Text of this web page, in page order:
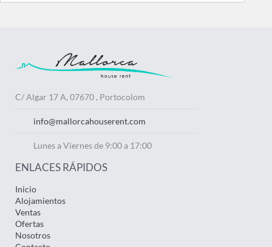
C/ Algar 17 A, 07670 , Portocolom
info@mallorcahouserent.com
Lunes a Viernes de 9:00 a 17:00
ENLACES RÁPIDOS
Inicio
Alojamientos
Ventas
Ofertas
Nosotros